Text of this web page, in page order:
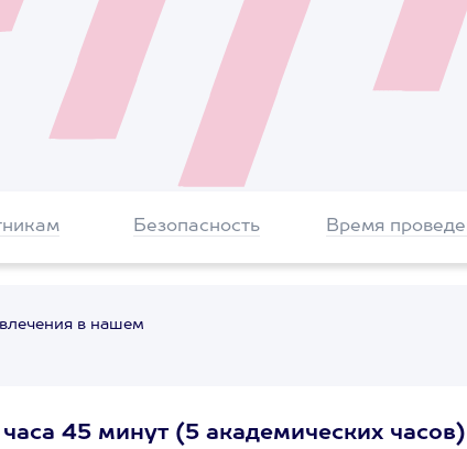
Безопасность Время
в нашем
45 минут (5 академических часов)